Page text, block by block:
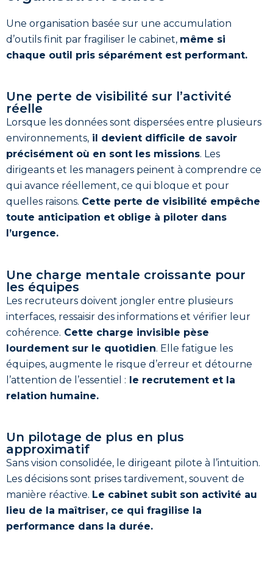
Une organisation basée sur une accumulation
d’outils finit par fragiliser le cabinet, même si
chaque outil pris séparément est performant.
Une perte de visibilité sur l’activité
réelle
Lorsque les données sont dispersées entre plusieurs
environnements, il devient difficile de savoir
précisément où en sont les missions. Les
dirigeants et les managers peinent à comprendre ce
qui avance réellement, ce qui bloque et pour
quelles raisons. Cette perte de visibilité empêche
toute anticipation et oblige à piloter dans
l’urgence.
Une charge mentale croissante pour
les équipes
Les recruteurs doivent jongler entre plusieurs
interfaces, ressaisir des informations et vérifier leur
cohérence. Cette charge invisible pèse
lourdement sur le quotidien. Elle fatigue les
équipes, augmente le risque d’erreur et détourne
l’attention de l’essentiel : le recrutement et la
relation humaine.
Un pilotage de plus en plus
approximatif
Sans vision consolidée, le dirigeant pilote à l’intuition.
Les décisions sont prises tardivement, souvent de
manière réactive. Le cabinet subit son activité au
lieu de la maîtriser, ce qui fragilise la
performance dans la durée.